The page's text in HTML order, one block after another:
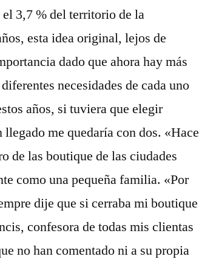
3,7 % del territorio de la
esta idea original, lejos de
dado que ahora hay más
necesidades de cada uno
años, si tuviera que elegir
me quedaría con dos. «Hace
de las boutique de las ciudades
como una pequeña familia. «Por
dije que si cerraba mi boutique
confesora de todas mis clientas
no han comentado ni a su propia